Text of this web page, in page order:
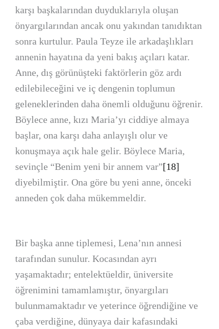
karşı başkalarından duyduklarıyla oluşan
önyargılarından ancak onu yakından tanıdıktan
sonra kurtulur. Paula Teyze ile arkadaşlıkları
annenin hayatına da yeni bakış açıları katar.
Anne, dış görünüşteki faktörlerin göz ardı
edilebileceğini ve iç dengenin toplumun
geleneklerinden daha önemli olduğunu öğrenir.
Böylece anne, kızı Maria’yı ciddiye almaya
başlar, ona karşı daha anlayışlı olur ve
konuşmaya açık hale gelir. Böylece Maria,
sevinçle “Benim yeni bir annem var”[18]
diyebilmiştir. Ona göre bu yeni anne, önceki
anneden çok daha mükemmeldir.
Bir başka anne tiplemesi, Lena’nın annesi
tarafından sunulur. Kocasından ayrı
yaşamaktadır; entelektüeldir, üniversite
öğrenimini tamamlamıştır, önyargıları
bulunmamaktadır ve yeterince öğrendiğine ve
çaba verdiğine, dünyaya dair kafasındaki